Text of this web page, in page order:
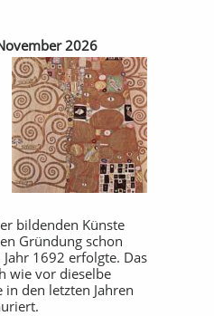
2026
bildenden Künste
Gründung schon
1692 erfolgte. Das
wie vor dieselbe
den letzten Jahren